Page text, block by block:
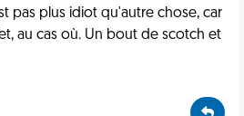
pas plus idiot qu'autre chose, car
au cas où. Un bout de scotch et